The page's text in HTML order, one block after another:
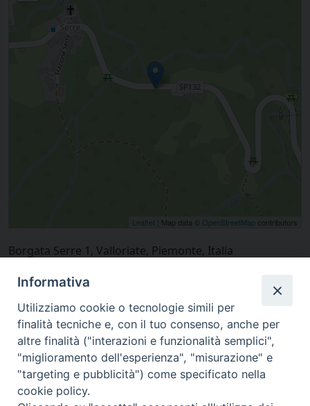
Leaflet | Map data © OpenStreetMap contributors
Borgata Serre 1, Valloriate, Piemonte, Italia
Informativa
Utilizziamo cookie o tecnologie simili per
finalità tecniche e, con il tuo consenso, anche per
altre finalità ("interazioni e funzionalità semplici",
"miglioramento dell'esperienza", "misurazione" e
"targeting e pubblicità") come specificato nella
cookie policy.